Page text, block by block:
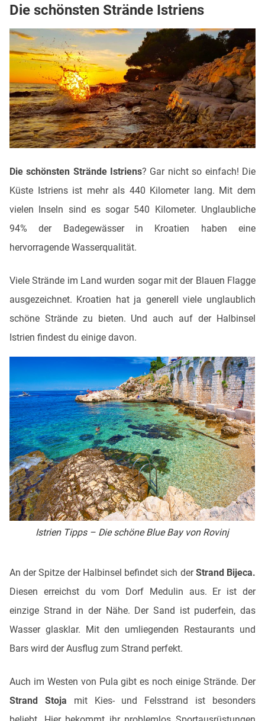
Die schönsten Strände Istriens
Die schönsten Strände Istriens? Gar nicht so einfach! Die
Küste Istriens ist mehr als 440 Kilometer lang. Mit dem
vielen Inseln sind es sogar 540 Kilometer. Unglaubliche
94% der Badegewässer in Kroatien haben eine
hervorragende Wasserqualität.
Viele Strände im Land wurden sogar mit der Blauen Flagge
ausgezeichnet. Kroatien hat ja generell viele unglaublich
schöne Strände zu bieten. Und auch auf der Halbinsel
Istrien findest du einige davon.
Istrien Tipps – Die schöne Blue Bay von Rovinj
An der Spitze der Halbinsel befindet sich derStrand Bijeca.
Diesen erreichst du vom Dorf Medulin aus. Er ist der
einzige Strand in der Nähe. Der Sand ist puderfein, das
Wasser glasklar. Mit den umliegenden Restaurants und
Bars wird der Ausflug zum Strand perfekt.
Auch im Westen von Pula gibt es noch einige Strände. Der
Strand Stoja mit Kies- und Felsstrand ist besonders